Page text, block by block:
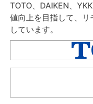
TOTO、DAIKEN、
値向上を目指して、
しています。